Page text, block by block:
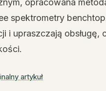
opracowana
spektrometry
i upraszczają
artykuł